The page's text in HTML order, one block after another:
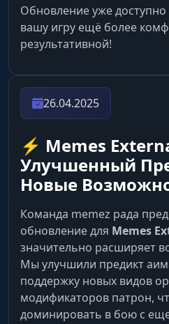
Обновление уже доступно
вашу игру ещё более
результативной!
26.04.2025
⚡️ Memes
Улучшенный
Новые
Команда memez рада
обновление для Memes
значительно расширяет
Мы улучшили предикт
поддержку новых видов
модификаторов патрон,
доминировать в бою с